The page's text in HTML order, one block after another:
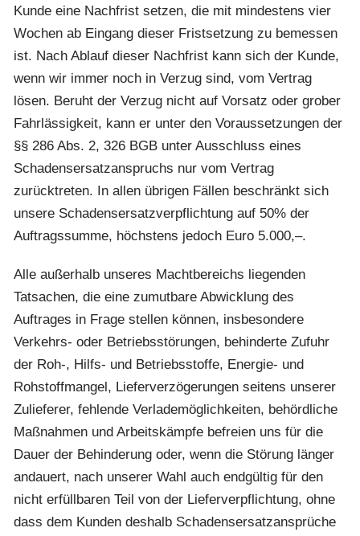
Kunde eine Nachfrist setzen, die mit mindestens vier
Wochen ab Eingang dieser Fristsetzung zu bemessen
ist. Nach Ablauf dieser Nachfrist kann sich der Kunde,
wenn wir immer noch in Verzug sind, vom Vertrag
lösen. Beruht der Verzug nicht auf Vorsatz oder grober
Fahrlässigkeit, kann er unter den Voraussetzungen der
§§ 286 Abs. 2, 326 BGB unter Ausschluss eines
Schadensersatzanspruchs nur vom Vertrag
zurücktreten. In allen übrigen Fällen beschränkt sich
unsere Schadensersatzverpflichtung auf 50% der
Auftragssumme, höchstens jedoch Euro 5.000,–.
Alle außerhalb unseres Machtbereichs liegenden
Tatsachen, die eine zumutbare Abwicklung des
Auftrages in Frage stellen können, insbesondere
Verkehrs- oder Betriebsstörungen, behinderte Zufuhr
der Roh-, Hilfs- und Betriebsstoffe, Energie- und
Rohstoffmangel, Lieferverzögerungen seitens unserer
Zulieferer, fehlende Verlademöglichkeiten, behördliche
Maßnahmen und Arbeitskämpfe befreien uns für die
Dauer der Behinderung oder, wenn die Störung länger
andauert, nach unserer Wahl auch endgültig für den
nicht erfüllbaren Teil von der Lieferverpflichtung, ohne
dass dem Kunden deshalb Schadensersatzansprüche